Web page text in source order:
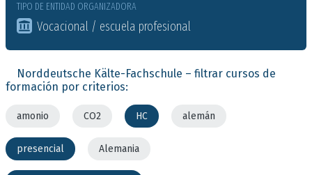
TIPO DE ENTIDAD ORGANIZADORA
Vocacional / escuela profesional
Norddeutsche Kälte-Fachschule – filtrar cursos de
formación por criterios:
amonio CO2 HC alemán
presencial Alemania